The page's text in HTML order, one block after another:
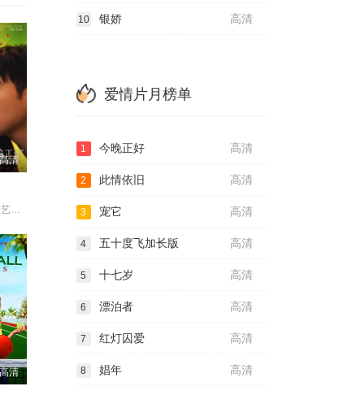
高清
马思纯 陈昊森 张艺凡 宋洋
高清
高清
10 银娇
爱情片月榜单
高清
1 今晚正好
高清
2 此情依旧
高清
3 宠它
高清
4 五十度飞加长版
高清
5 十七岁
高清
6 漂泊者
高清
7 红灯囚爱
高清
8 娼年